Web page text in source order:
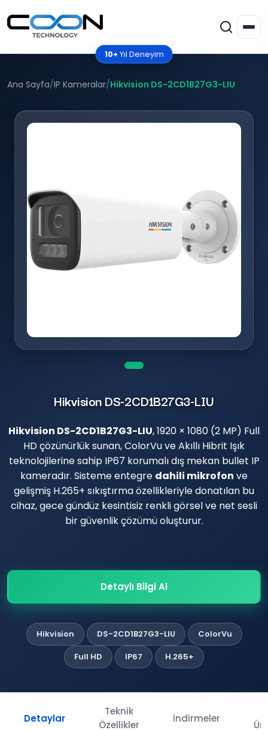
10+ Yıl Deneyim
Ana Sayfa/IP Kameralar/Hikvision DS-2CD1B27G3-LIU
Hikvision DS-2CD1B27G3-LIU
Hikvision DS-2CD1B27G3-LIU, 1920 × 1080 (2 MP) Full
HD çözünürlük sunan, ColorVu ve Akıllı Hibrit Işık
teknolojilerine sahip IP67 korumalı dış mekan bullet IP
kameradır. Sisteme entegre dahili mikrofon ve
gelişmiş H.265+ sıkıştırma özellikleriyle donatılan bu
cihaz, gece gündüz kesintisiz renkli görsel ve net sesli
bir güvenlik çözümü oluşturur.
Detaylı Bilgi Al
Hikvision DS-2CD1B27G3-LIU
ColorVu
Full HD
IP67 H.265+
Detaylar
Teknik
Özellikler
İndirmeler